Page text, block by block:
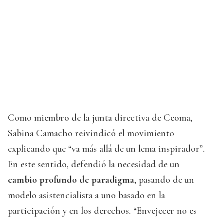
Como miembro de la junta directiva de Ceoma,
Sabina Camacho reivindicó el movimiento
explicando que “va más allá de un lema inspirador”.
En este sentido, defendió la necesidad de un
cambio profundo de paradigma, pasando de un
modelo asistencialista a uno basado en la
participación y en los derechos. “Envejecer no es